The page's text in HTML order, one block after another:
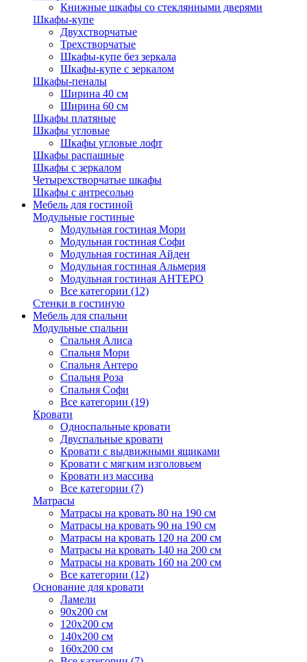
Книжные шкафы со стеклянными дверями
Шкафы-купе
Двухстворчатые
Трехстворчатые
Шкафы-купе без зеркала
Шкафы-купе с зеркалом
Шкафы-пеналы
Ширина 40 см
Ширина 60 см
Шкафы платяные
Шкафы угловые
Шкафы угловые лофт
Шкафы распашные
Шкафы с зеркалом
Четырехстворчатые шкафы
Шкафы с антресолью
Мебель для гостиной
Модульные гостиные
Модульная гостиная Мори
Модульная гостиная Софи
Модульная гостиная Айден
Модульная гостиная Альмерия
Модульная гостиная АНТЕРО
Все категории (12)
Стенки в гостиную
Мебель для спальни
Модульные спальни
Спальня Алиса
Спальня Мори
Спальня Антеро
Спальня Роза
Спальня Софи
Все категории (19)
Кровати
Односпальные кровати
Двуспальные кровати
Кровати с выдвижными ящиками
Кровати с мягким изголовьем
Кровати из массива
Все категории (7)
Матрасы
Матрасы на кровать 80 на 190 см
Матрасы на кровать 90 на 190 см
Матрасы на кровать 120 на 200 см
Матрасы на кровать 140 на 200 см
Матрасы на кровать 160 на 200 см
Все категории (12)
Основание для кровати
Ламели
90х200 см
120х200 см
140х200 см
160х200 см